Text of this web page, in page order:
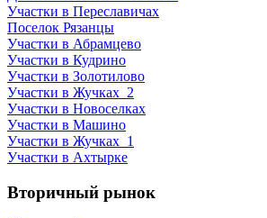
Участки в Переславичах
Поселок Рязанцы
Участки в Абрамцево
Участки в Кудрино
Участки в Золотилово
Участки в Жучках_2
Участки в Новоселках
Участки в Машино
Участки в Жучках_1
Участки в Ахтырке
Вторичный рынок